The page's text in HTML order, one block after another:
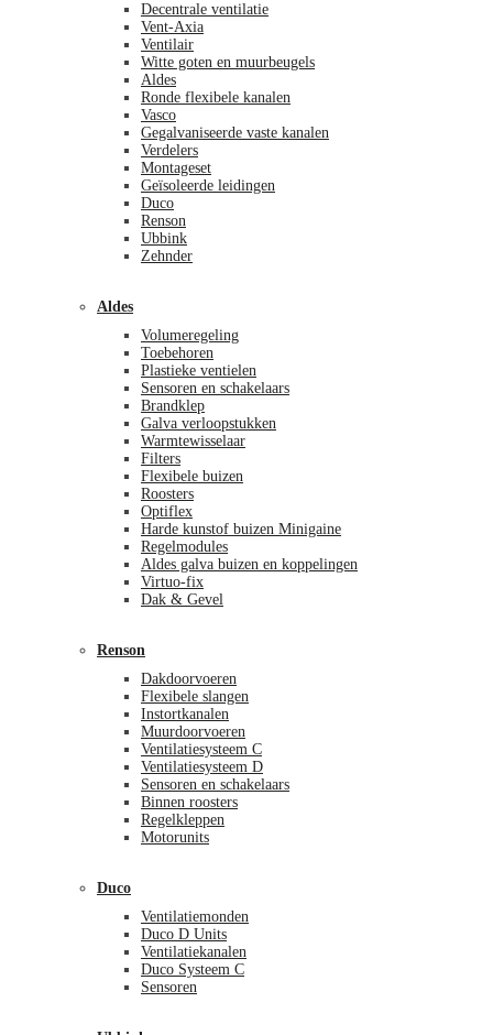
Decentrale ventilatie
Vent-Axia
Ventilair
Witte goten en muurbeugels
Aldes
Ronde flexibele kanalen
Vasco
Gegalvaniseerde vaste kanalen
Verdelers
Montageset
Geïsoleerde leidingen
Duco
Renson
Ubbink
Zehnder
Aldes
Volumeregeling
Toebehoren
Plastieke ventielen
Sensoren en schakelaars
Brandklep
Galva verloopstukken
Warmtewisselaar
Filters
Flexibele buizen
Roosters
Optiflex
Harde kunstof buizen Minigaine
Regelmodules
Aldes galva buizen en koppelingen
Virtuo-fix
Dak & Gevel
Renson
Dakdoorvoeren
Flexibele slangen
Instortkanalen
Muurdoorvoeren
Ventilatiesysteem C
Ventilatiesysteem D
Sensoren en schakelaars
Binnen roosters
Regelkleppen
Motorunits
Duco
Ventilatiemonden
Duco D Units
Ventilatiekanalen
Duco Systeem C
Sensoren